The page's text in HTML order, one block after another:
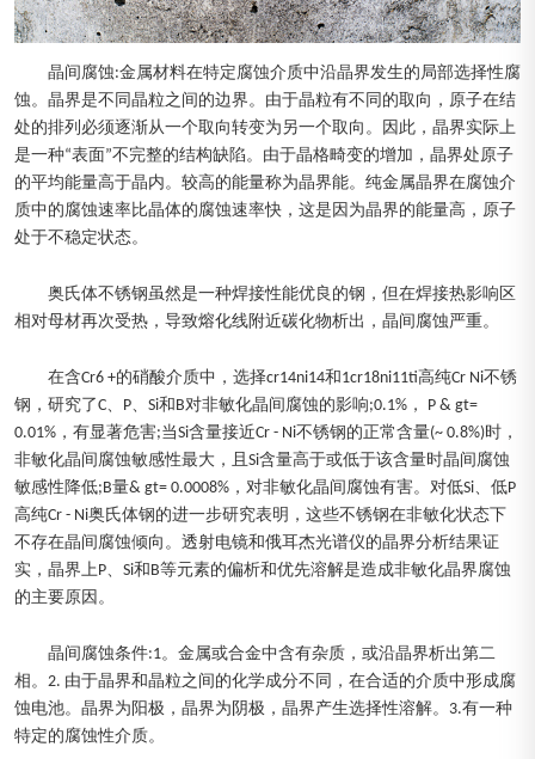
晶间腐蚀:金属材料在特定腐蚀介质中沿晶界发生的局部选择性腐
蚀。晶界是不同晶粒之间的边界。由于晶粒有不同的取向，原子在结
处的排列必须逐渐从一个取向转变为另一个取向。因此，晶界实际上
是一种“表面”不完整的结构缺陷。由于晶格畸变的增加，晶界处原子
的平均能量高于晶内。较高的能量称为晶界能。纯金属晶界在腐蚀介
质中的腐蚀速率比晶体的腐蚀速率快，这是因为晶界的能量高，原子
处于不稳定状态。
奥氏体不锈钢虽然是一种焊接性能优良的钢，但在焊接热影响区
相对母材再次受热，导致熔化线附近碳化物析出，晶间腐蚀严重。
在含Cr6 +的硝酸介质中，选择cr14ni14和1cr18ni11ti高纯Cr Ni不锈
钢，研究了C、P、Si和B对非敏化晶间腐蚀的影响;0.1%， P & gt=
0.01%，有显著危害;当Si含量接近Cr - Ni不锈钢的正常含量(~ 0.8%)时，
非敏化晶间腐蚀敏感性最大，且Si含量高于或低于该含量时晶间腐蚀
敏感性降低;B量& gt= 0.0008%，对非敏化晶间腐蚀有害。对低Si、低P
高纯Cr - Ni奥氏体钢的进一步研究表明，这些不锈钢在非敏化状态下
不存在晶间腐蚀倾向。透射电镜和俄耳杰光谱仪的晶界分析结果证
实，晶界上P、Si和B等元素的偏析和优先溶解是造成非敏化晶界腐蚀
的主要原因。
晶间腐蚀条件:1。金属或合金中含有杂质，或沿晶界析出第二
相。2. 由于晶界和晶粒之间的化学成分不同，在合适的介质中形成腐
蚀电池。晶界为阳极，晶界为阴极，晶界产生选择性溶解。3.有一种
特定的腐蚀性介质。